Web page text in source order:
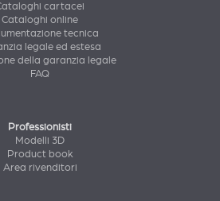
cartacei
Cataloghi online
tecnica
legale ed estesa
della garanzia legale
FAQ
Professionisti
Modelli 3D
Product book
Area rivenditori